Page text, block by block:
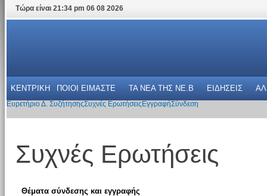
Τώρα είναι 21:34 pm 06 08 2026
ΚΕΝΤΡΙΚΗ ΠΟΙΟΙ ΕΙΜΑΣΤΕ ΤΑ ΝΕΑ THΣ NE.B ΕΙΔΗΣΕΙΣ
Ευρετήριο Δ. ΣυζήτησηςΣυχνές Ερωτήσεις ΕγγραφήΣύνδεση
Συχνές Ερωτήσεις
Θέματα σύνδεσης και εγγραφής